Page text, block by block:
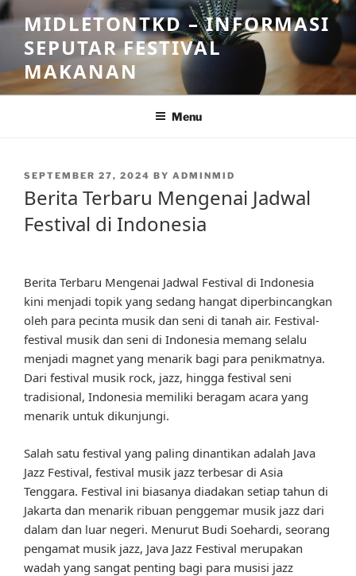
Skip
to
content
MIDLETONTKD – INFORMASI
SEPUTAR FESTIVAL
MAKANAN
Menu
POSTED
SEPTEMBER 27, 2024 BY ADMINMID
Berita Terbaru Mengenai Jadwal
Festival di Indonesia
Berita Terbaru Mengenai Jadwal Festival di Indonesia
kini menjadi topik yang sedang hangat diperbincangkan
oleh para pecinta musik dan seni di tanah air. Festival-
festival musik dan seni di Indonesia memang selalu
menjadi magnet yang menarik bagi para penikmatnya.
Dari festival musik rock, jazz, hingga festival seni
tradisional, Indonesia memiliki beragam acara yang
menarik untuk dikunjungi.
Salah satu festival yang paling dinantikan adalah Java
Jazz Festival, festival musik jazz terbesar di Asia
Tenggara. Festival ini biasanya diadakan setiap tahun di
Jakarta dan menarik ribuan penggemar musik jazz dari
dalam dan luar negeri. Menurut Budi Soehardi, seorang
pengamat musik jazz, Java Jazz Festival merupakan
wadah yang sangat penting bagi para musisi jazz